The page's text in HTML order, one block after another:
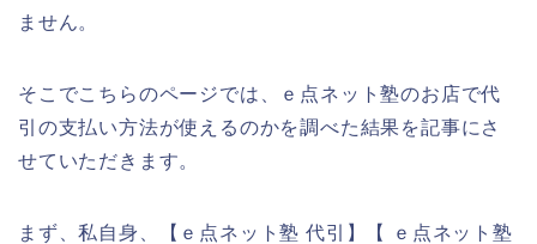
ません。
そこでこちらのページでは、ｅ点ネット塾のお店で代
引の支払い方法が使えるのかを調べた結果を記事にさ
せていただきます。
まず、私自身、【ｅ点ネット塾 代引】【 ｅ点ネット塾